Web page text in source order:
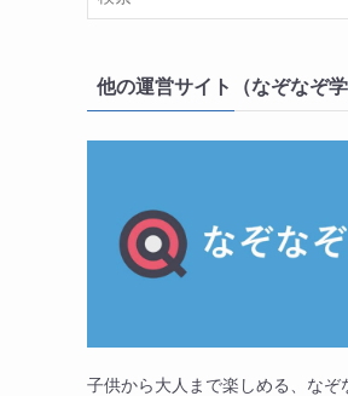
他の運営サイト（なぞなぞ学
子供から大人まで楽しめる、なぞ